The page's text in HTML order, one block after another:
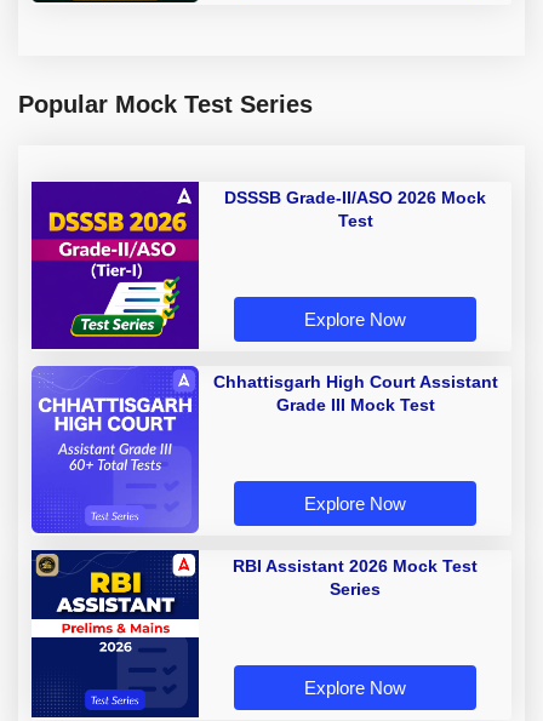
Popular Mock Test Series
DSSSB Grade-II/ASO 2026 Mock
Test
Explore Now
Chhattisgarh High Court Assistant
Grade III Mock Test
Explore Now
RBI Assistant 2026 Mock Test
Series
Explore Now